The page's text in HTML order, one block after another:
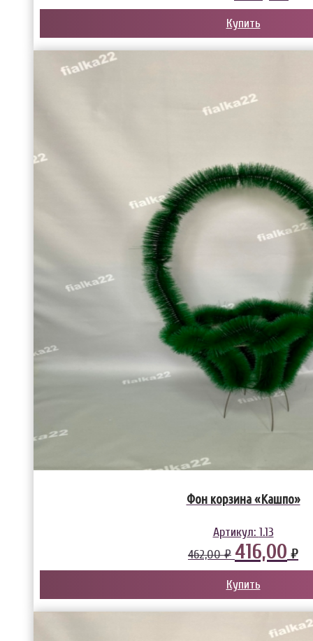
Купить
Фон корзина «Кашпо»
Артикул: 1.13
462,00 ₽ 416,00 ₽
Купить